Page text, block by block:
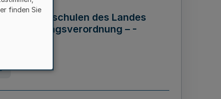
der Hochschulen des Landes
– -
finden Sie